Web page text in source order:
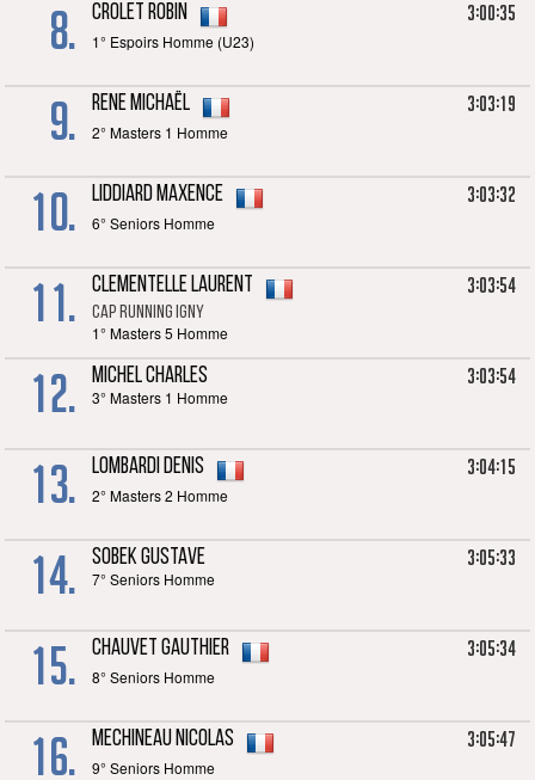
8. CROLET Robin
1° Espoirs Homme (U23)
3:00:35
9. RENE Michaël
2° Masters 1 Homme
3:03:19
10. LIDDIARD Maxence
6° Seniors Homme
3:03:32
11. CLEMENTELLE Laurent
CAP RUNNING IGNY
1° Masters 5 Homme
3:03:54
12. MICHEL Charles
3° Masters 1 Homme
3:03:54
13. LOMBARDI Denis
2° Masters 2 Homme
3:04:15
14. SOBEK Gustave
7° Seniors Homme
3:05:33
15. CHAUVET Gauthier
8° Seniors Homme
3:05:34
16. MECHINEAU Nicolas
9° Seniors Homme
3:05:47